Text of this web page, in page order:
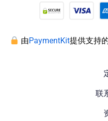
由PaymentKit提供支持
联